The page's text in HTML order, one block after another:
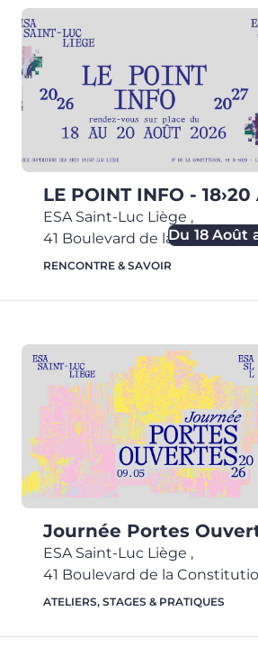
LE POINT INFO -
Du 18 Août
ESA Saint-Luc Liège ,
41 Boulevard de la
RENCONTRE & SAVOIR
Journée Portes
ESA Saint-Luc Liège ,
41 Boulevard de la
ATELIERS, STAGES & PRATIQUES